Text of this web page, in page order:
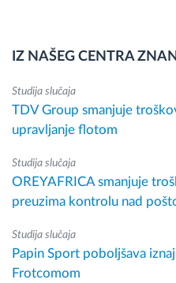
IZ NAŠEG CENTRA
Studija slučaja
TDV Group smanjuje
upravljanje flotom
Studija slučaja
OREYAFRICA smanjuje
preuzima kontrolu nad
Studija slučaja
Papin Sport poboljšava
Frotcomom